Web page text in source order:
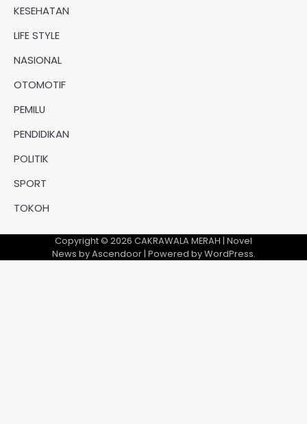
KESEHATAN
LIFE STYLE
NASIONAL
OTOMOTIF
PEMILU
PENDIDIKAN
POLITIK
SPORT
TOKOH
Copyright © 2026 CAKRAWALA MERAH | Novel
News byAscendoor| Powered byWordPress.